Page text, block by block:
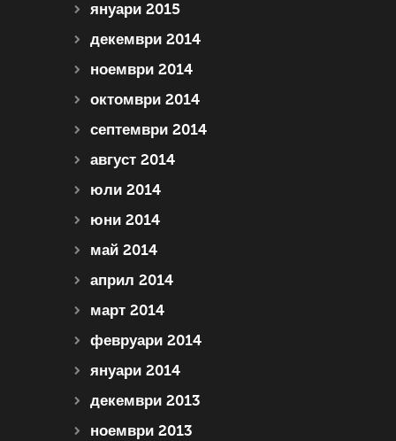
януари 2015
декември 2014
ноември 2014
октомври 2014
септември 2014
август 2014
юли 2014
юни 2014
май 2014
април 2014
март 2014
февруари 2014
януари 2014
декември 2013
ноември 2013